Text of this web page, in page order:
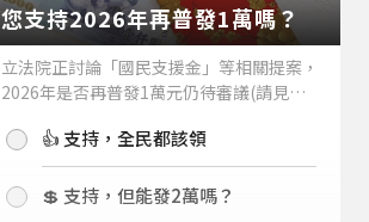
您支持2026年再普發1萬嗎？
立法院正討論「國民支援金」等相關提案，
2026年是否再普發1萬元仍待審議(請見下
持嗎？👍 支持，全民都該領
💲 支持，但能發2萬嗎？